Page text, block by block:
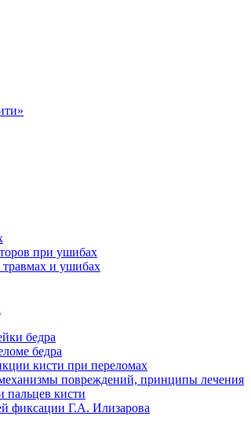
при ушибах
и ушибах
бедра
бедра
кисти при переломах
повреждений, принципы лечения
пальцев кисти
фиксации Г.А. Илизарова